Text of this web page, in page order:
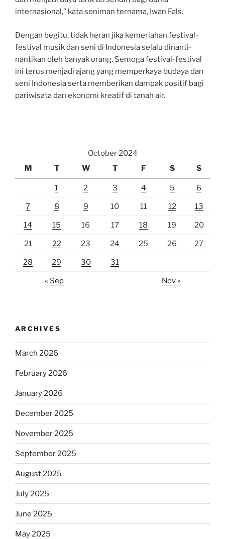
internasional,” kata seniman ternama, Iwan Fals.
Dengan begitu, tidak heran jika kemeriahan festival-
festival musik dan seni di Indonesia selalu dinanti-
nantikan oleh banyak orang. Semoga festival-festival
ini terus menjadi ajang yang memperkaya budaya dan
seni Indonesia serta memberikan dampak positif bagi
pariwisata dan ekonomi kreatif di tanah air.
October 2024
M
T W T F S S
1 2 3 4 5 6
7 8 9 10 11 12 13
14 15 16 17 18 19 20
21 22 23 24 25 26 27
28 29 30 31
« Sep Nov »
ARCHIVES
March 2026
February 2026
January 2026
December 2025
November 2025
September 2025
August 2025
July 2025
June 2025
May 2025